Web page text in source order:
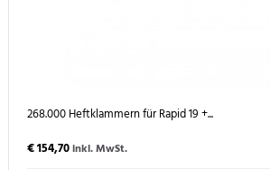
268.000 Heftklammern für Rapid 19 +...
€ 154,70inkl. MwSt.